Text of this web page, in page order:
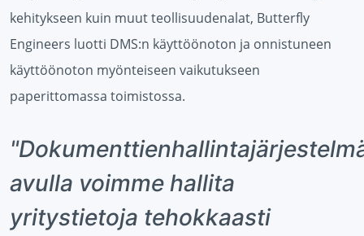
kehitykseen kuin muut teollisuudenalat, Butterfly
Engineers luotti DMS:n käyttöönoton ja onnistuneen
käyttöönoton myönteiseen vaikutukseen
paperittomassa toimistossa.
avulla voimme hallita
yritystietoja tehokkaasti